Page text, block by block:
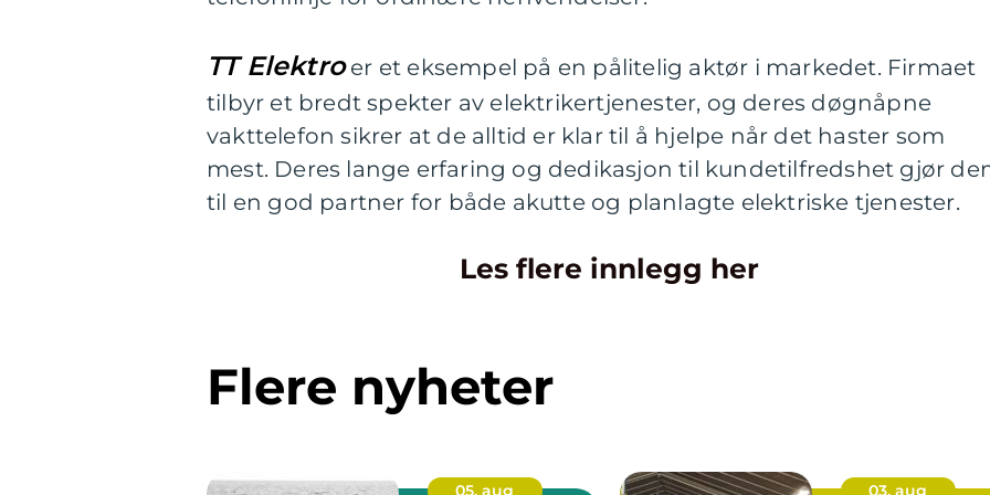
TT Elektroer et eksempel på en pålitelig aktør i markedet. Firmaet
tilbyr et bredt spekter av elektrikertjenester, og deres døgnåpne
vakttelefon sikrer at de alltid er klar til å hjelpe når det haster som
mest. Deres lange erfaring og dedikasjon til kundetilfredshet gjør
til en god partner for både akutte og planlagte elektriske tjenester.
Les flere innlegg her
Flere nyheter
05. aug 03. aug